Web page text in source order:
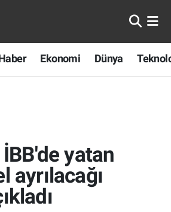
Ekonomi Dünya
yatan
ayrılacağı
Evreni
Durumu ve Fikstür